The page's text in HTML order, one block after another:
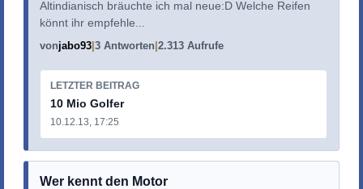
Altindianisch bräuchte ich mal neue:D Welche Reifen
könnt ihr empfehle...
vonjabo93 3 Antworten 2.313 Aufrufe
LETZTER BEITRAG
10 Mio Golfer
10.12.13, 17:25
Wer kennt den Motor